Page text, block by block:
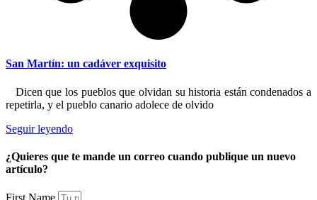
San Martín: un cadáver exquisito
Dicen que los pueblos que olvidan su historia están condenados a
repetirla, y el pueblo canario adolece de olvido
Seguir leyendo
¿Quieres que te mande un correo cuando publique un nuevo
artículo?